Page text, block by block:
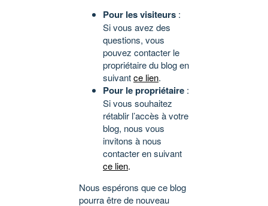
Pour les visiteurs :
Si vous avez des
questions, vous
pouvez contacter le
propriétaire du blog en
suivantce lien.
Pour le propriétaire :
Si vous souhaitez
rétablir l’accès à votre
blog, nous vous
invitons à nous
contacter en suivant
ce lien.
Nous espérons que ce blog
pourra être de nouveau